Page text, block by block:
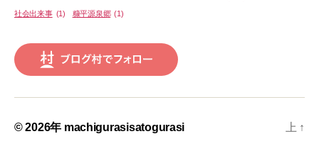
社会出来事 (1) 糠平源泉郷 (1)
© 2026年 machigurasisatogurasi 上 ↑